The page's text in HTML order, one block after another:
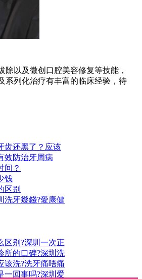
除以及微创口腔美容修复等技能，
系列化治疗有丰富的临床经验，待
齿还黑了？应该
防治牙周病
间？
钱
区别
洗牙幾錢?愛康健
区别?深圳一次正
所的口碑?深圳洗
该洗?洗牙痛唔痛
一回事吗?深圳爱